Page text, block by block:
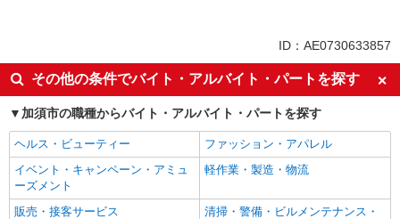
未経験歓迎
フリーター歓迎
ミドル（40代～）活躍中
エルダー（50代～）活躍中
シニア（60代～）活躍中
ボーナス・賞与あり
昇給あり
週2～3日勤務OK
扶養内勤務OK
交通費支給
社会保険あり
ID：AE0730633857
その他の条件でバイト・アルバイト・パートを探す
加須市の職種からバイト・アルバイト・パートを探す
ヘルス・ビューティー
ファッション・アパレル
イベント・キャンペーン・アミュ
ーズメント
軽作業・製造・物流
販売・接客サービス
清掃・警備・ビルメンテナンス・